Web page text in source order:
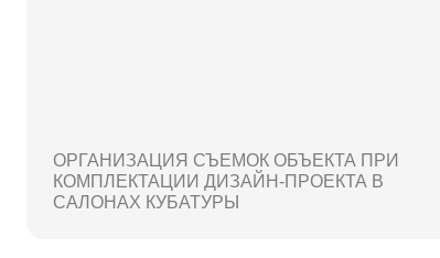
ОРГАНИЗАЦИЯ СЪЕМОК ОБЪЕКТА ПРИ
КОМПЛЕКТАЦИИ ДИЗАЙН-ПРОЕКТА В
САЛОНАХ КУБАТУРЫ